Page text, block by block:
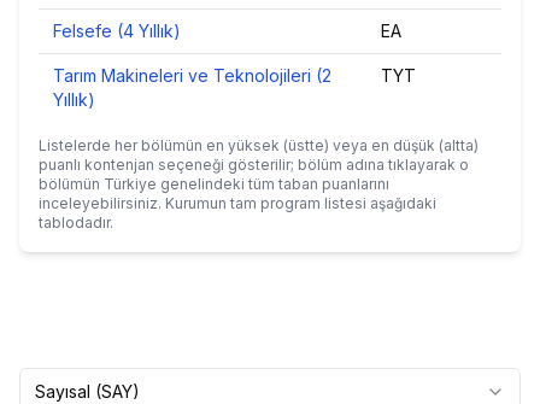
Felsefe (4 Yıllık) EA
Tarım Makineleri ve Teknolojileri (2
Yıllık)
TYT
Listelerde her bölümün en yüksek (üstte) veya en düşük (altta)
puanlı kontenjan seçeneği gösterilir; bölüm adına tıklayarak o
bölümün Türkiye genelindeki tüm taban puanlarını
inceleyebilirsiniz. Kurumun tam program listesi aşağıdaki
tablodadır.
Sayısal (SAY)